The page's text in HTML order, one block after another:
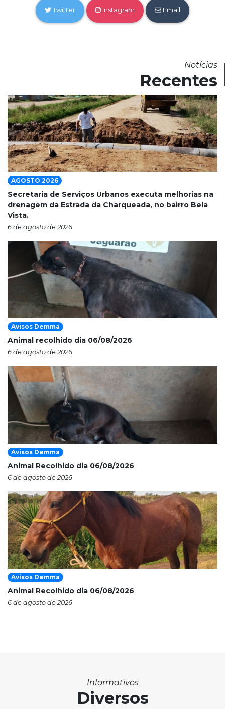
Twitter Instagram Email
Notícias
Recentes
AGOSTO 2026
Secretaria de Serviços Urbanos executa melhorias na
drenagem da Estrada da Charqueada, no bairro Bela
Vista.
6 de agosto de 2026
Avisos Demma
Animal recolhido dia 06/08/2026
6 de agosto de 2026
Avisos Demma
Animal Recolhido dia 06/08/2026
6 de agosto de 2026
Avisos Demma
Animal Recolhido dia 06/08/2026
6 de agosto de 2026
Informativos
Diversos